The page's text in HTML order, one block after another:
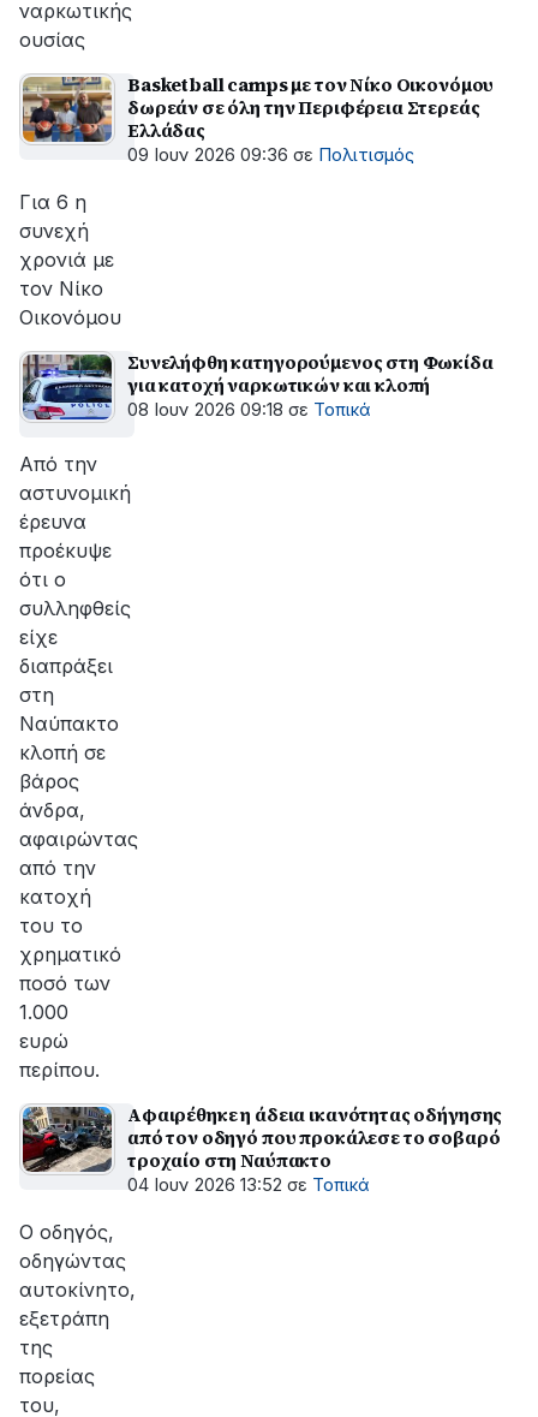
ναρκωτικής
ουσίας
Basketball camps με τον Νίκο Οικονόμου
δωρεάν σε όλη την Περιφέρεια Στερεάς
Ελλάδας
09 Ιουν 2026 09:36 σε Πολιτισμός
Για 6 η
συνεχή
χρονιά με
τον Νίκο
Οικονόμου
Συνελήφθη κατηγορούμενος στη Φωκίδα
για κατοχή ναρκωτικών και κλοπή
08 Ιουν 2026 09:18 σε Τοπικά
Aπό την
αστυνομική
έρευνα
προέκυψε
ότι ο
συλληφθείς
είχε
διαπράξει
στη
Ναύπακτο
κλοπή σε
βάρος
άνδρα,
αφαιρώντας
από την
κατοχή
του το
χρηματικό
ποσό των
1.000
ευρώ
περίπου.
Αφαιρέθηκε η άδεια ικανότητας οδήγησης
από τον οδηγό που προκάλεσε το σοβαρό
τροχαίο στη Ναύπακτο
04 Ιουν 2026 13:52 σε Τοπικά
Ο οδηγός,
οδηγώντας
αυτοκίνητο,
εξετράπη
της
πορείας
του,